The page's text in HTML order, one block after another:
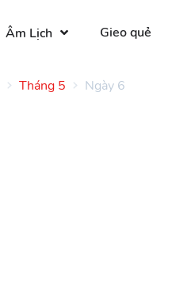
Âm Lịch Gieo quẻ
Tháng 5 Ngày 6